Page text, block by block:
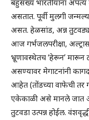
बहुसंख्य भारतीयांना
असतात. पूर्वी मुलगी
असत. हेळसांड, अन्न
आज गर्भजलपरीक्षा,
भ्रूणावस्थेतच ‘हेरून’ मारून
असण्यावर मेगाटनांनी
आहेत (तोंडच्या वाफेची तर
एकेकाळी असे मानले जात
तुटवडा उत्पन्न होईल.